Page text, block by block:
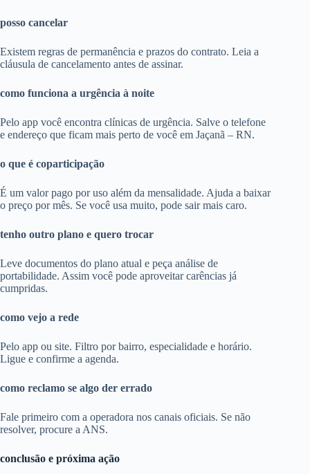
posso cancelar
Existem regras de permanência e prazos do contrato. Leia a
cláusula de cancelamento antes de assinar.
como funciona a urgência à noite
Pelo app você encontra clínicas de urgência. Salve o telefone
e endereço que ficam mais perto de você em Jaçanã – RN.
o que é coparticipação
É um valor pago por uso além da mensalidade. Ajuda a baixar
o preço por mês. Se você usa muito, pode sair mais caro.
tenho outro plano e quero trocar
Leve documentos do plano atual e peça análise de
portabilidade. Assim você pode aproveitar carências já
cumpridas.
como vejo a rede
Pelo app ou site. Filtro por bairro, especialidade e horário.
Ligue e confirme a agenda.
como reclamo se algo der errado
Fale primeiro com a operadora nos canais oficiais. Se não
resolver, procure a ANS.
conclusão e próxima ação